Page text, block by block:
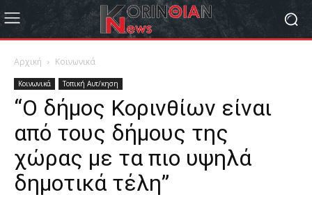
Αρχική Κοινωνικά
Κοινωνικά Τοπική Αυτ/κηση
“Ο δήμος Κορινθίων είναι
από τους δήμους της
χώρας με τα πιο υψηλά
δημοτικά τέλη”